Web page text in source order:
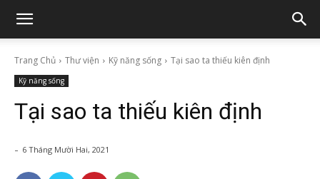
Trang Chủ Thư viện Kỹ năng sống Tại sao ta thiếu kiên định
Kỹ năng sống
Tại sao ta thiếu kiên định
- 6 Tháng Mười Hai, 2021